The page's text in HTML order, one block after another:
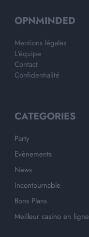
OPNMINDED
Mentions légales
L'équipe
Contact
Confidentialité
CATEGORIES
Party
Evènements
News
Incontournable
Bons Plans
Meilleur casino en ligne